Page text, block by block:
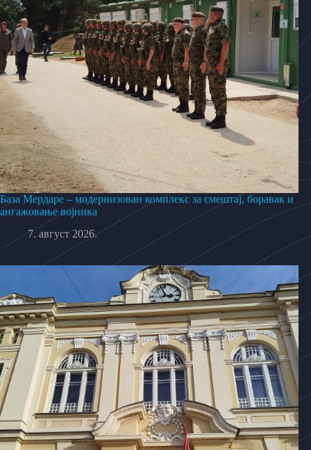
База Мердаре – модернизован комплекс за смештај, боравак и
ангажовање војника
7. август 2026.